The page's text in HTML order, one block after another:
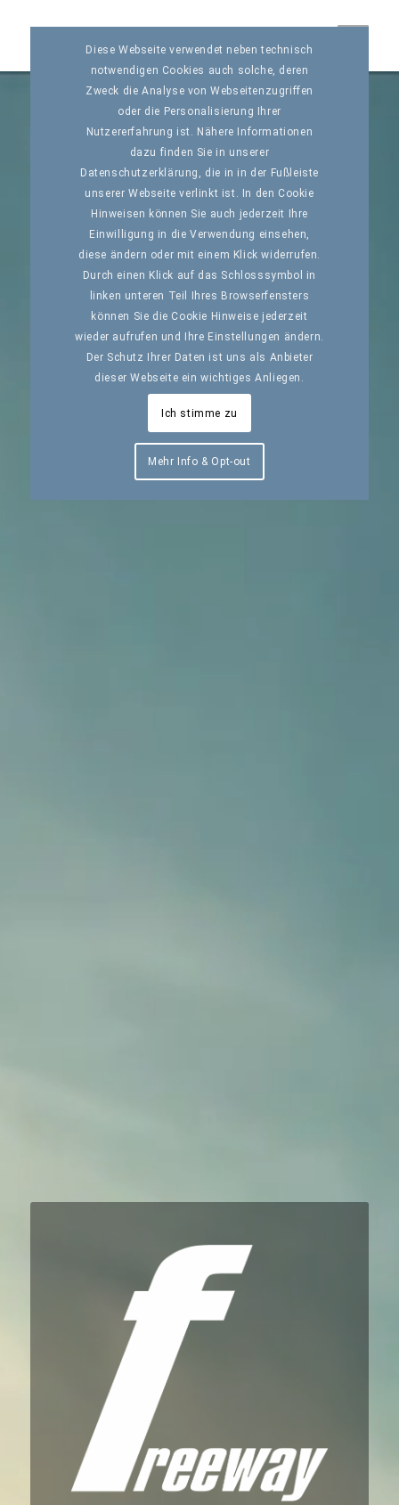
Diese Webseite verwendet neben technisch
notwendigen Cookies auch solche, deren
Zweck die Analyse von Webseitenzugriffen
oder die Personalisierung Ihrer
Nutzererfahrung ist. Nähere Informationen
dazu finden Sie in unserer
Datenschutzerklärung, die in in der Fußleiste
unserer Webseite verlinkt ist. In den Cookie
Hinweisen können Sie auch jederzeit Ihre
Einwilligung in die Verwendung einsehen,
diese ändern oder mit einem Klick widerrufen.
Durch einen Klick auf das Schlosssymbol in
linken unteren Teil Ihres Browserfensters
können Sie die Cookie Hinweise jederzeit
wieder aufrufen und Ihre Einstellungen ändern.
Der Schutz Ihrer Daten ist uns als Anbieter
dieser Webseite ein wichtiges Anliegen.
Ich stimme zu
Mehr Info & Opt-out